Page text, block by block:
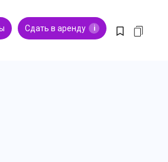
Сдать в аренду i